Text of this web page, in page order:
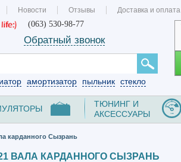
Новости Отзывы Доставка и оплата
(063) 530-98-77
Обратный звонок
амортизатор пыльник стекло
ТЮНИНГ И
АКСЕССУАРЫ
карданного Сызрань
ВАЛА КАРДАННОГО СЫЗРАНЬ